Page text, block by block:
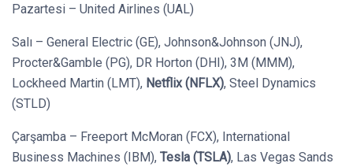
Pazartesi – United Airlines (UAL)
Salı – General Electric (GE), Johnson&Johnson (JNJ),
Procter&Gamble (PG), DR Horton (DHI), 3M (MMM),
Lockheed Martin (LMT), Netflix (NFLX), Steel Dynamics
(STLD)
Çarşamba – Freeport McMoran (FCX), International
Business Machines (IBM), Tesla (TSLA), Las Vegas Sands